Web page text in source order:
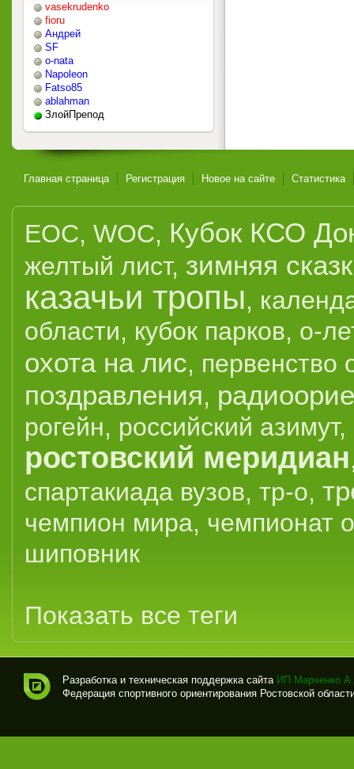
vasekrudenko
fioru
Андрей
SF
o-nata
Napoleon
Fatso85
ablahman
ЗлойПрепод
Главная страница Регистрация Новое на сайте Статистика
EOC, WOC, Кубок КСО
желтый лист, зимняя
казачьи тропы,
области, кубок парков, о-
охота на лис, первенство
поздравления,
рогейн, российский азимут,
ростовский меридиан
спартакиада вузов, тр-о,
чемпион мира, чемпионат
шиповник
Показать все теги
вно
Разработка и техническая поддержка сайта ИП Марченко
Федерация спортивного ориентирования Ростовской